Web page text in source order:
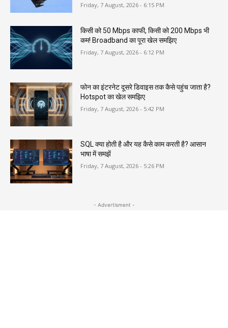
Friday, 7 August, 2026 - 6:15 PM
किसी को 50 Mbps काफी, किसी को 200 Mbps भी
कम! Broadband का पूरा खेल समझिए
Friday, 7 August, 2026 - 6:12 PM
फोन का इंटरनेट दूसरे डिवाइस तक कैसे पहुंच जाता है?
Hotspot का खेल समझिए
Friday, 7 August, 2026 - 5:42 PM
SQL क्या होती है और यह कैसे काम करती है? आसान
भाषा में समझें
Friday, 7 August, 2026 - 5:26 PM
- Advertisment -